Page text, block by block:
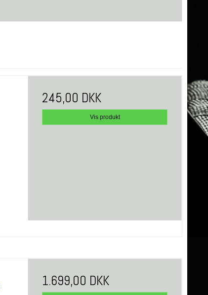
245,00 DKK
Vis produkt
1.699,00 DKK